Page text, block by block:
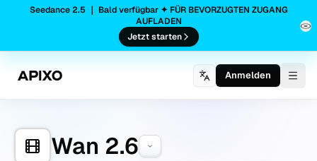
Seedance 2.5 ｜ Bald verfügbar ✦ FÜR BEVORZUGTEN ZUGANG
AUFLADEN
Jetzt starten
Anmelden
Wan 2.6